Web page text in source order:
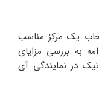
یک مرکز مناسب
به بررسی مزایای
در نمایندگی آی